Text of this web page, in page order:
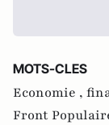
MOTS-CLES
Economie ,
Front